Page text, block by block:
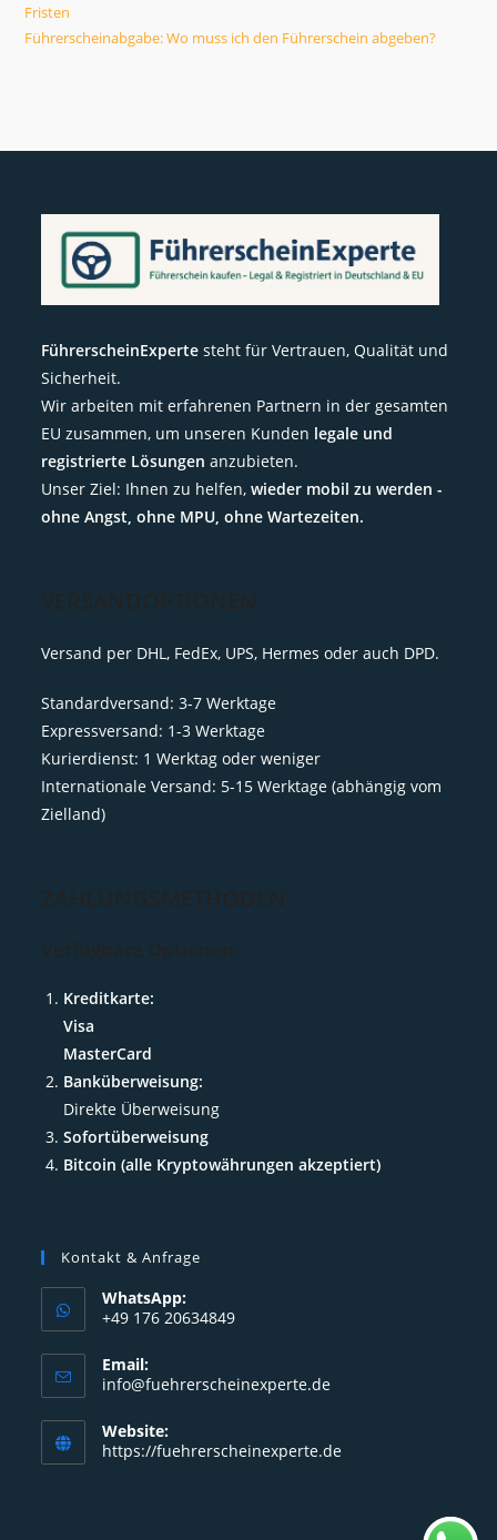
Fristen
Führerscheinabgabe: Wo muss ich den Führerschein abgeben?
FührerscheinExperte steht für Vertrauen, Qualität und
Sicherheit.
Wir arbeiten mit erfahrenen Partnern in der gesamten
EU zusammen, um unseren Kunden legale und
registrierte Lösungen anzubieten.
Unser Ziel: Ihnen zu helfen,wieder mobil zu werden -
ohne Angst, ohne MPU, ohne Wartezeiten.
Versand per DHL, FedEx, UPS, Hermes oder auch DPD.
Standardversand: 3-7 Werktage
Expressversand: 1-3 Werktage
Kurierdienst: 1 Werktag oder weniger
Internationale Versand: 5-15 Werktage (abhängig vom
Zielland)
Kreditkarte:
Visa
MasterCard
Banküberweisung:
Direkte Überweisung
Sofortüberweisung
Bitcoin (alle Kryptowährungen akzeptiert)
Kontakt & Anfrage
WhatsApp:
+49 176 20634849
in
your
application
Email:
info@fuehrerscheinexperte.deOpens
application
Website:
https://fuehrerscheinexperte.de